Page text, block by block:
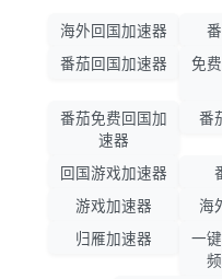
海外回国加速器
番茄回国加速器
免
番茄免费回国加
速器
番
回国游戏加速器
游戏加速器
海
归雁加速器
一